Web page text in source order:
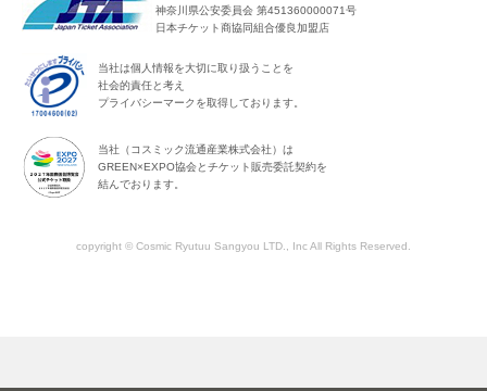
神奈川県公安委員会 第451360000071号
日本チケット商協同組合優良加盟店
当社は個人情報を大切に取り扱うことを
社会的責任と考え
プライバシーマークを取得しております。
当社（コスミック流通産業株式会社）は
GREEN×EXPO協会とチケット販売委託契約を
結んでおります。
copyright © Cosmic Ryutuu Sangyou LTD., Inc All Rights Reserved.